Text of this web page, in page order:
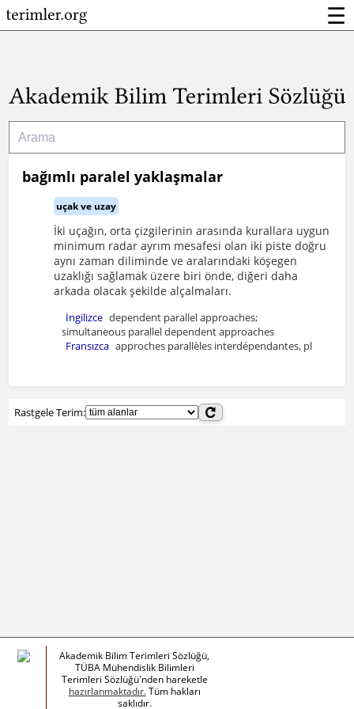
☰
bağımlı paralel yaklaşmalar
uçak ve uzay
İki uçağın, orta çizgilerinin arasında kurallara uygun
minimum radar ayrım mesafesi olan iki piste doğru
aynı zaman diliminde ve aralarındaki köşegen
uzaklığı sağlamak üzere biri önde, diğeri daha
arkada olacak şekilde alçalmaları.
İngilizce dependent parallel approaches;
simultaneous parallel dependent approaches
Fransızca approches parallèles interdépendantes, pl
Rastgele Terim:
Akademik Bilim Terimleri Sözlüğü,
TÜBA Mühendislik Bilimleri
Terimleri Sözlüğü'nden hareketle
hazırlanmaktadır.Tüm hakları
saklıdır.